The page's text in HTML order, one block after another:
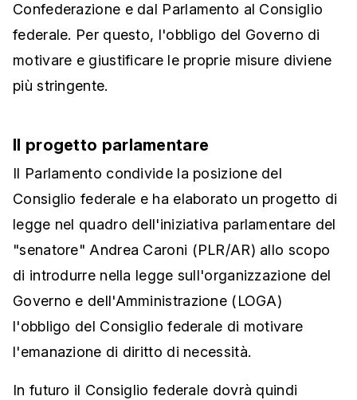
Confederazione e dal Parlamento al Consiglio
federale. Per questo, l'obbligo del Governo di
motivare e giustificare le proprie misure diviene
più stringente.
Il progetto parlamentare
Il Parlamento condivide la posizione del
Consiglio federale e ha elaborato un progetto di
legge nel quadro dell'iniziativa parlamentare del
"senatore" Andrea Caroni (PLR/AR) allo scopo
di introdurre nella legge sull'organizzazione del
Governo e dell'Amministrazione (LOGA)
l'obbligo del Consiglio federale di motivare
l'emanazione di diritto di necessità.
In futuro il Consiglio federale dovrà quindi